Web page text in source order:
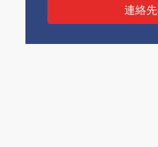
連絡先